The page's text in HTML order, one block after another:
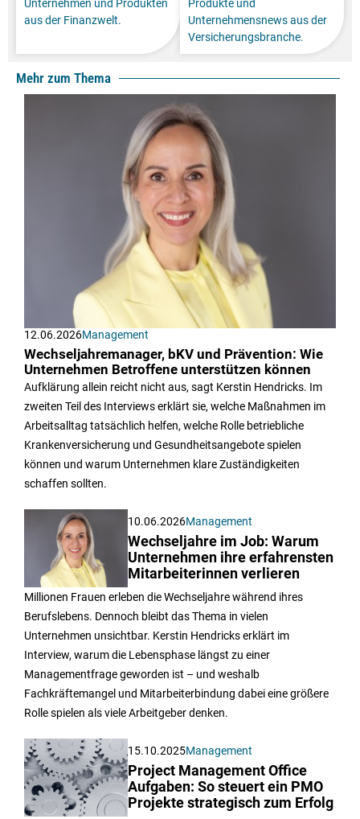
Unternehmen und Produkten
aus der Finanzwelt.
Produkte und
Unternehmensnews aus der
Versicherungsbranche.
Mehr zum Thema
12.06.2026Management
Wechseljahremanager, bKV und Prävention: Wie
Unternehmen Betroffene unterstützen können
Aufklärung allein reicht nicht aus, sagt Kerstin Hendricks. Im
zweiten Teil des Interviews erklärt sie, welche Maßnahmen im
Arbeitsalltag tatsächlich helfen, welche Rolle betriebliche
Krankenversicherung und Gesundheitsangebote spielen
können und warum Unternehmen klare Zuständigkeiten
schaffen sollten.
10.06.2026Management
Wechseljahre im Job: Warum
Unternehmen ihre erfahrensten
Mitarbeiterinnen verlieren
Millionen Frauen erleben die Wechseljahre während ihres
Berufslebens. Dennoch bleibt das Thema in vielen
Unternehmen unsichtbar. Kerstin Hendricks erklärt im
Interview, warum die Lebensphase längst zu einer
Managementfrage geworden ist – und weshalb
Fachkräftemangel und Mitarbeiterbindung dabei eine größere
Rolle spielen als viele Arbeitgeber denken.
15.10.2025Management
Project Management Office
Aufgaben: So steuert ein PMO
Projekte strategisch zum Erfolg